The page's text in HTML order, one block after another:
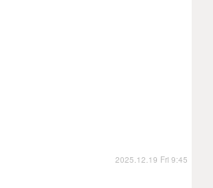
2025.12.19 Fri 9:45